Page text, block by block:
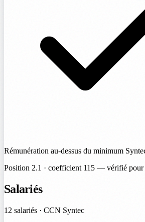
Rémunération au-dessus du minimum
Position 2.1 · coefficient 115 — vérifié pour
Salariés
12 salariés · CCN Syntec